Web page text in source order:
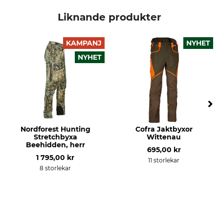
pixel forest
Klädstorlek
Liknande produkter
KAMPANJ
NYHET
Nordforest Hunting
Stretchbyxa
Beehidden, herr
1 795,00 kr
8 storlekar
NYHET
Cofra Jaktbyxor
Wittenau
695,00 kr
11 storlekar